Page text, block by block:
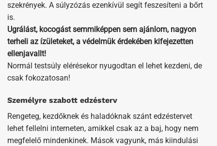
szekrények. A súlyzózás ezenkívül segít feszesíteni a bőrt
is.
Ugrálást, kocogást semmiképpen sem ajánlom, nagyon
terheli az ízületeket, a védelmük érdekében kifejezetten
ellenjavallt!
Normál testsúly elérésekor nyugodtan el lehet kezdeni, de
csak fokozatosan!
Személyre szabott edzésterv
Rengeteg, kezdőknek és haladóknak szánt edzéstervet
lehet fellelni interneten, amikkel csak az a baj, hogy nem
megfelelő mindenkinek. Mások vagyunk, más kiindulási